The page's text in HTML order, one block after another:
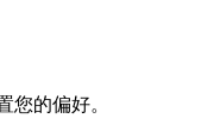
您的偏好。